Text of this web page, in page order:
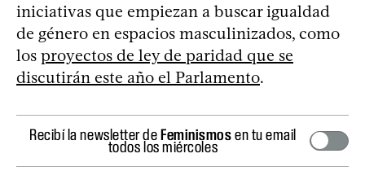
iniciativas que empiezan a buscar igualdad
de género en espacios masculinizados, como
los proyectos de ley de paridad que se
discutirán este año el Parlamento.
Recibí la newsletter deFeminismosen tu email
todos los miércoles